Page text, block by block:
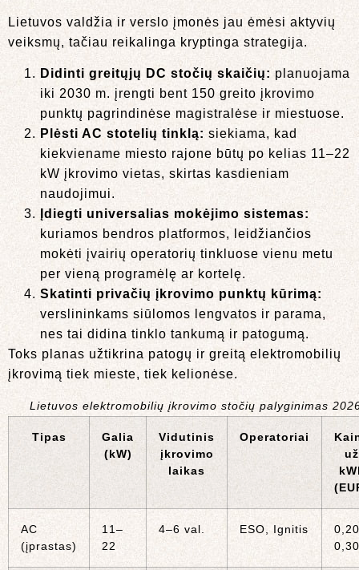
Lietuvos valdžia ir verslo įmonės jau ėmėsi aktyvių
veiksmų, tačiau reikalinga kryptinga strategija.
Didinti greitųjų DC stočių skaičių: planuojama
iki 2030 m. įrengti bent 150 greito įkrovimo
punktų pagrindinėse magistralėse ir miestuose.
Plėsti AC stotelių tinklą: siekiama, kad
kiekviename miesto rajone būtų po kelias 11–22
kW įkrovimo vietas, skirtas kasdieniam
naudojimui.
Įdiegti universalias mokėjimo sistemas:
kuriamos bendros platformos, leidžiančios
mokėti įvairių operatorių tinkluose vienu metu
per vieną programėlę ar kortelę.
Skatinti privačių įkrovimo punktų kūrimą:
verslininkams siūlomos lengvatos ir parama,
nes tai didina tinklo tankumą ir patogumą.
Toks planas užtikrina patogų ir greitą elektromobilių
įkrovimą tiek mieste, tiek kelionėse.
Lietuvos elektromobilių įkrovimo stočių palyginimas
Tipas
Galia
(kW)
Vidutinis
įkrovimo
laikas
Operatoriai
už
AC
(įprastas)
11–
22
4–6 val. ESO, Ignitis
0,30